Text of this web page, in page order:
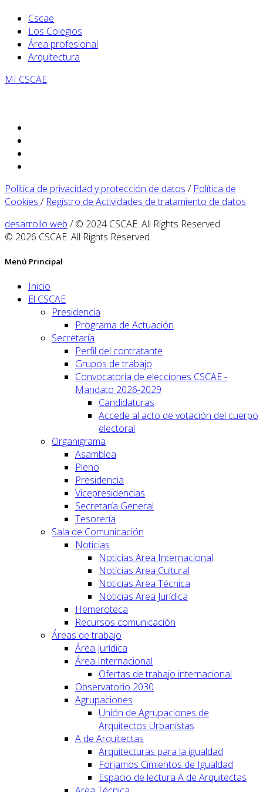
Cscae
Los Colegios
Área profesional
Arquitectura
MI CSCAE
Política de privacidad y protección de datos / Política de
Cookies / Registro de Actividades de tratamiento de datos
desarrollo web / © 2024 CSCAE. All Rights Reserved.
© 2026 CSCAE. All Rights Reserved.
Menú Principal
Inicio
El CSCAE
Presidencia
Programa de Actuación
Secretaría
Perfil del contratante
Grupos de trabajo
Convocatoria de elecciones CSCAE -
Mandato 2026-2029
Candidaturas
Accede al acto de votación del cuerpo
electoral
Organigrama
Asamblea
Pleno
Presidencia
Vicepresidencias
Secretaría General
Tesorería
Sala de Comunicación
Noticias
Noticias Area Internacional
Noticias Area Cultural
Noticias Area Técnica
Noticias Area Jurídica
Hemeroteca
Recursos comunicación
Áreas de trabajo
Área Jurídica
Área Internacional
Ofertas de trabajo internacional
Observatorio 2030
Agrupaciones
Unión de Agrupaciones de
Arquitectos Urbanistas
A de Arquitectas
Arquitecturas para la igualdad
Forjamos Cimientos de Igualdad
Espacio de lectura A de Arquitectas